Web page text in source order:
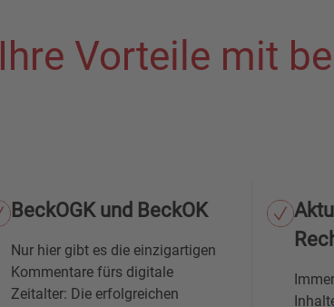
Ihre Vorteile mit
BeckOGK und BeckOK
Nur hier gibt es die einzigartigen
Kommentare fürs digitale
Zeitalter: Die erfolgreichen